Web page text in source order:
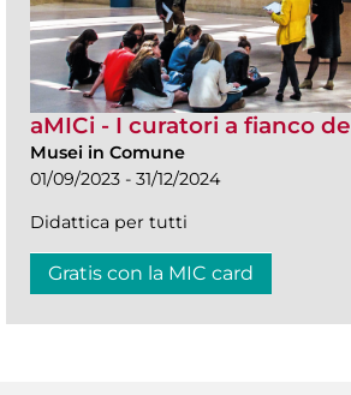
aMICi - I curatori a fianco
Musei in Comune
01/09/2023 - 31/12/2024
Didattica per tutti
Gratis con la MIC card